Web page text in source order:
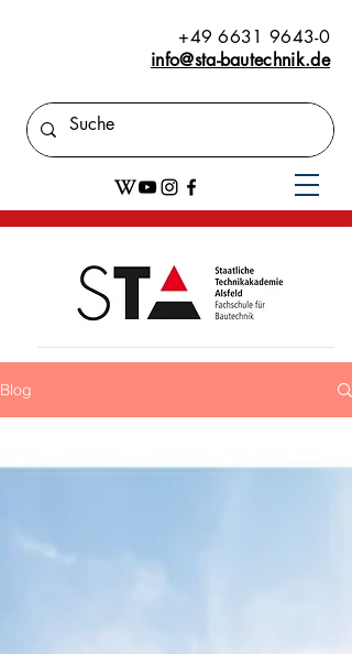
+49 6631 9643-0
info@sta-bautechnik.de
Blog